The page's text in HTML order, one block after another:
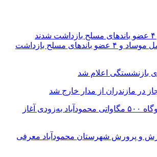
۲۱ عامل موساد و ۴ عضو باند‌های مسلح بازداشت
بازنشستگی اعلام شد
فاز نخست نیروگاه ۵۰۰ مگاواتی محمودآباد به‌زودی آغاز
و پرورش شهرستان محمودآباد معرفی